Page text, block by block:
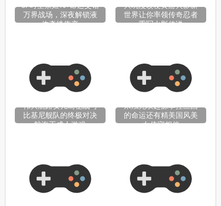
OP时空禁姬18+命运交错
万界战场，深夜解锁液
体牵绊依恋
大玩漫改梗黄游火影新
世界让你率领传奇忍者
重写火影传说
伟大航路女儿岛秘战与
比基尼舰队的终极对决
航海王成人游戏
来浊无双起源掌控三国
的命运还有精美国风美
女侍寝相伴